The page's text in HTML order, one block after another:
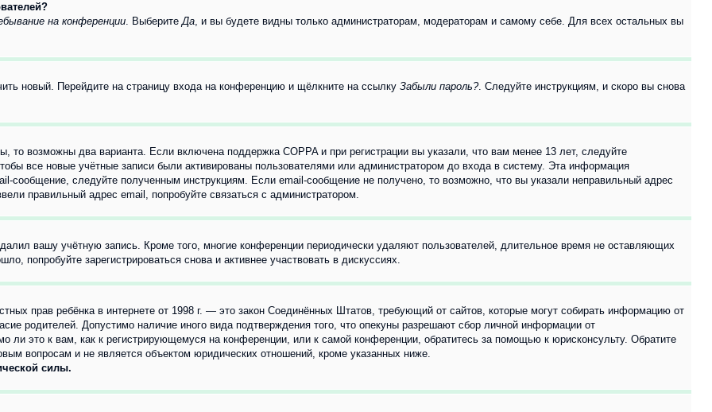
на конференции. ВыберитеДа, и вы будете видны только администраторам, модераторам и самому себе. Для всех остальных вы
новый. Перейдите на страницу входа на конференцию и щёлкните на ссылку Забыли пароль?. Следуйте инструкциям, и скоро вы снова
то возможны два варианта. Если включена поддержка COPPA и при регистрации вы указали, что вам менее 13 лет, следуйте
все новые учётные записи были активированы пользователями или администратором до входа в систему. Эта информация
сообщение, следуйте полученным инструкциям. Если email-сообщение не получено, то возможно, что вы указали неправильный адрес
правильный адрес email, попробуйте связаться с администратором.
вашу учётную запись. Кроме того, многие конференции периодически удаляют пользователей, длительное время не оставляющих
попробуйте зарегистрироваться снова и активнее участвовать в дискуссиях.
прав ребёнка в интернете от 1998 г. — это закон Соединённых Штатов, требующий от сайтов, которые могут собирать информацию от
родителей. Допустимо наличие иного вида подтверждения того, что опекуны разрешают сбор личной информации от
это к вам, как к регистрирующемуся на конференции, или к самой конференции, обратитесь за помощью к юрисконсульту. Обратите
вопросам и не является объектом юридических отношений, кроме указанных ниже.
силы.